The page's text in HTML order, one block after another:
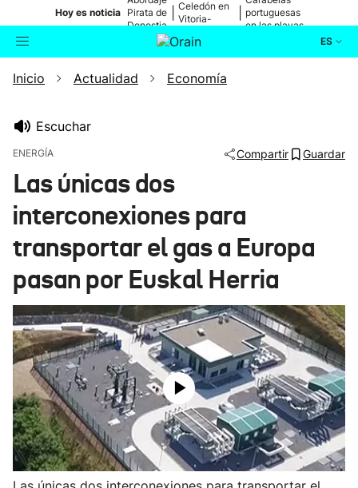
Hoy es noticia Pirata de
Donostia
Celedón en
Vitoria-
portuguesas
en las playas
ES
Buscador Actualidad
Ikusmiran
Eguraldia
Inicio Actualidad Economía
Escuchar
ENERGÍA Compartir Guardar
Las únicas dos
interconexiones para
transportar el gas a Europa
pasan por Euskal Herria